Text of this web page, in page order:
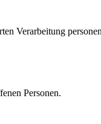
Verarbeitung
Personen.